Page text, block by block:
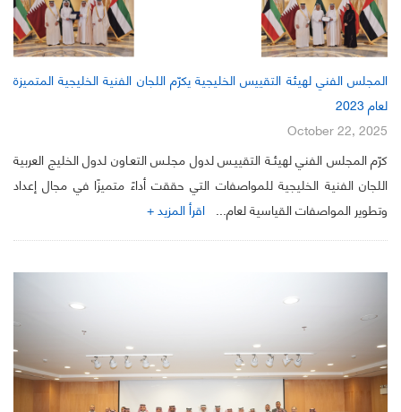
المجلس الفني لهيئة التقييس الخليجية يكرّم اللجان الفنية الخليجية المتميزة
لعام 2023
October 22, 2025
كرّم المجلس الفني لهيئـة التقييـس لدول مجلـس التعـاون لدول الخليج العربية
اللجان الفنية الخليجية للمواصفات التي حققت أداءً متميزًا في مجال إعداد
وتطوير المواصفات القياسية لعام... اقرأ المزيد +